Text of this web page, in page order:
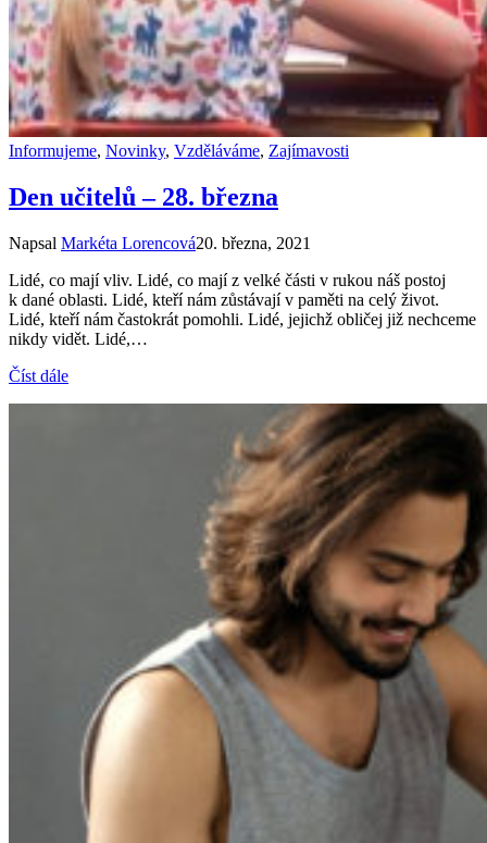
Informujeme, Novinky, Vzděláváme, Zajímavosti
Den učitelů – 28. března
Napsal Markéta Lorencová20. března, 2021
Lidé, co mají vliv. Lidé, co mají z velké části v rukou náš postoj
k dané oblasti. Lidé, kteří nám zůstávají v paměti na celý život.
Lidé, kteří nám častokrát pomohli. Lidé, jejichž obličej již nechceme
nikdy vidět. Lidé,…
Číst dále